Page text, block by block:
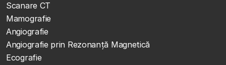
Scanare CT
Mamografie
Angiografie
Angiografie prin Rezonanță Magnetică
Ecografie